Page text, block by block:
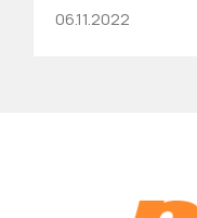
06.11.2022